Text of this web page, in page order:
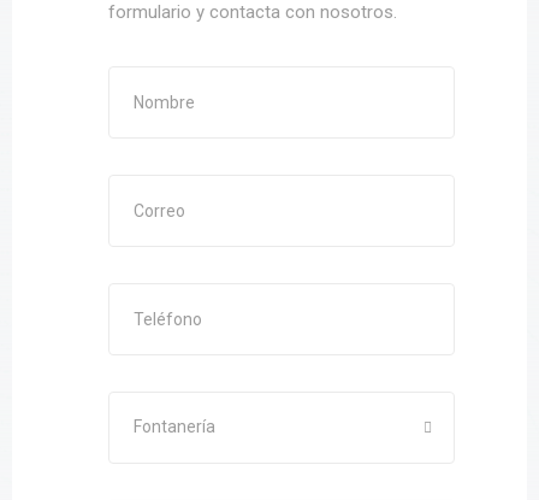
formulario y contacta con nosotros.
Fontanería